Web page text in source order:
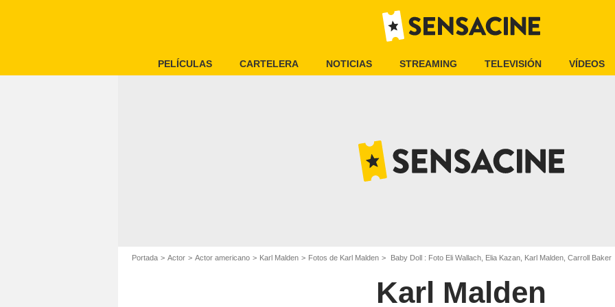
PELÍCULAS CARTELERA NOTICIAS STREAMING TELEVISIÓN VÍDEOS
Portada Actor Actor americano Karl Malden Fotos de Karl Malden Baby Doll : Foto Eli Wallach, Elia Kazan, Karl Malden, Carroll Baker
Karl Malden